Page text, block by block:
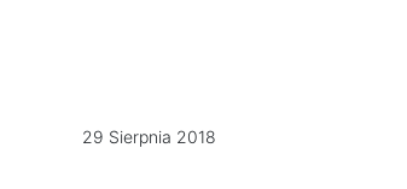
29 Sierpnia 2018